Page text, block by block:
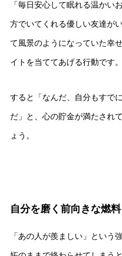
「毎日安心して眠れる温かい
方でいてくれる優しい友達が
て風景のようになっていた幸
イトを当ててあげる行動です。
すると「なんだ、自分もすで
だ」と、心の貯金が満たされ
ょう。
自分を磨く前向きな燃
「あの人が羨ましい」という